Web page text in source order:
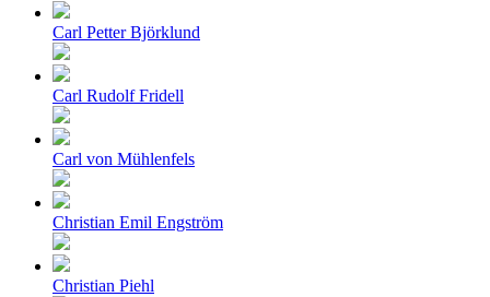
Carl Petter Björklund
Carl Rudolf Fridell
Carl von Mühlenfels
Christian Emil Engström
Christian Piehl